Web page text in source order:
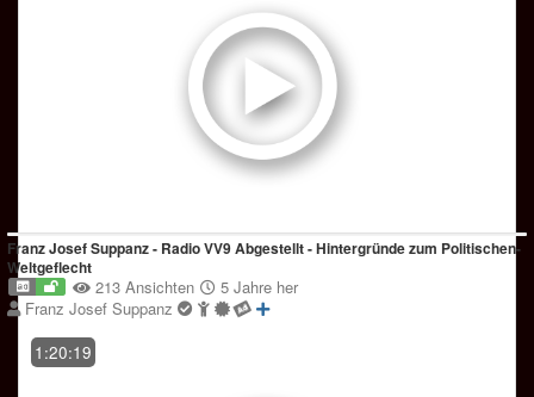
Franz Josef Suppanz - Radio VV9 Abgestellt - Hintergründe zum Politischen-
Weltgeflecht
213 Ansichten
5 Jahre her
Franz Josef Suppanz
1:20:19